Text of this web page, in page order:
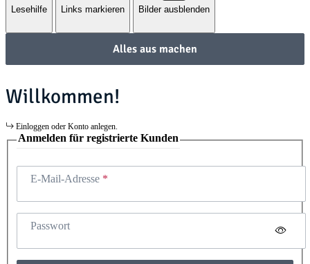
Lesehilfe Links markieren Bilder ausblenden
Alles aus machen
Willkommen!
Einloggen oder Konto anlegen.
Anmelden für registrierte Kunden
E-Mail-Adresse
Passwort